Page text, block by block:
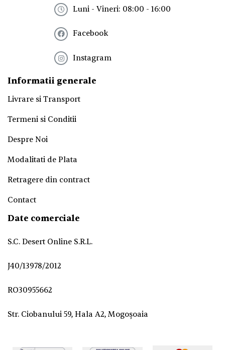
Luni - Vineri: 08:00 - 16:00
Facebook
Instagram
Informatii generale
Livrare si Transport
Termeni si Conditii
Despre Noi
Modalitati de Plata
Retragere din contract
Contact
Date comerciale
S.C. Desert Online S.R.L.
J40/13978/2012
RO30955662
Str. Ciobanului 59, Hala A2, Mogoșoaia